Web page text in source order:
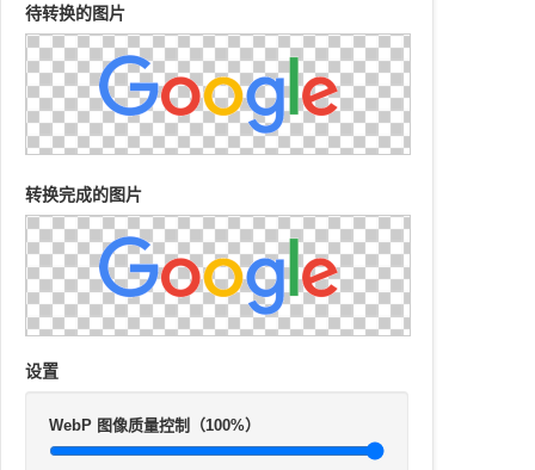
待转换的图片
转换完成的图片
设置
WebP 图像质量控制（100%）